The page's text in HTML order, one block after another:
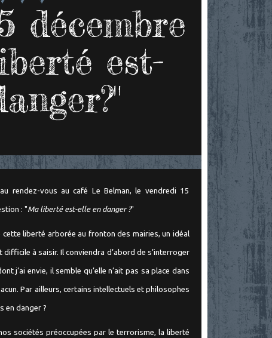
décembre
est-
rendez-vous au café Le Belman, le vendredi 15
: "Ma liberté est-elle en danger ?"
liberté arborée au fronton des mairies, un idéal
à saisir. Il conviendra d’abord de s’interroger
j’ai envie, il semble qu’elle n’ait pas sa place dans
Par ailleurs, certains intellectuels et philosophes
en danger ?
sociétés préoccupées par le terrorisme, la liberté